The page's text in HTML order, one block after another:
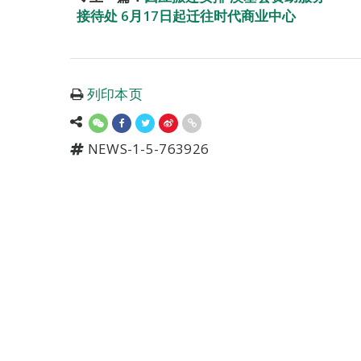
接待处 6月17日起迁往时代商业中心
列印本页
NEWS-1-5-763926